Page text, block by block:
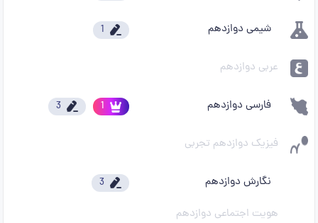
شیمی دوازدهم 1
عربی دوازدهم
فارسی دوازدهم 1
3
فیزیک دوازدهم تجربی
نگارش دوازدهم 3
هویت اجتماعی دوازدهم